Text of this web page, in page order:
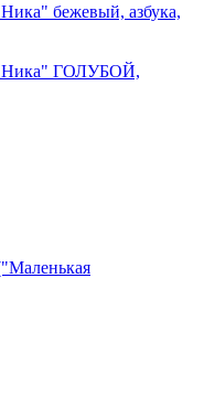
бежевый, азбука,
"Ника" ГОЛУБОЙ,